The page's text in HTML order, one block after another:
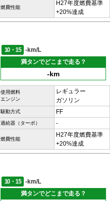
燃費性能
H27年度燃費基準
+20%達成
10・15
-km/L
満タンでどこまで走る？
-km
使用燃料
エンジン
レギュラー
ガソリン
駆動方式 FF
過給器（ターボ） -
燃費性能
H27年度燃費基準
+20%達成
10・15
-km/L
満タンでどこまで走る？